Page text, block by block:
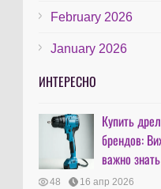
February 2026
January 2026
ИНТЕРЕСНО
Купить
брендов:
важно
48 16 апр 2026